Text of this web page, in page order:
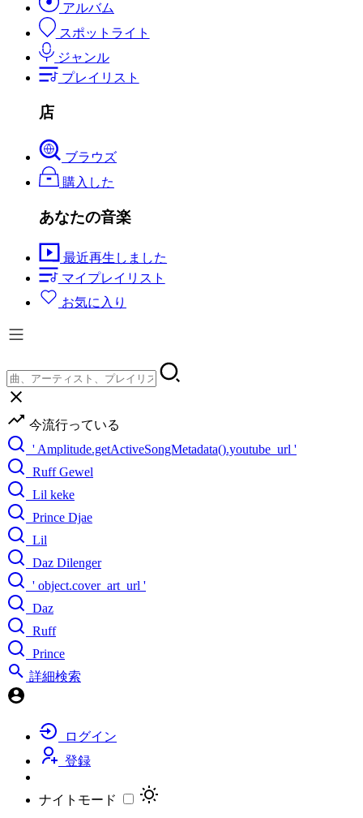
アルバム
スポットライト
ジャンル
プレイリスト
店
ブラウズ
購入した
あなたの音楽
最近再生しました
マイプレイリスト
お気に入り
今流行っている
' Amplitude.getActiveSongMetadata().youtube_url '
Ruff Gewel
Lil keke
Prince Djae
Lil
Daz Dilenger
' object.cover_art_url '
Daz
Ruff
Prince
詳細検索
ログイン
登録
ナイトモード